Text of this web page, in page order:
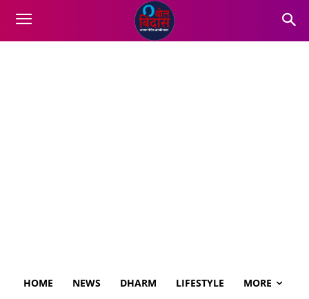
HOME NEWS DHARM LIFESTYLE MORE